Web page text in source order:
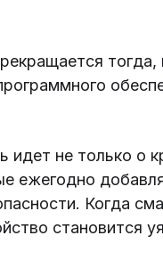
тогда,
идет не только о
ежегодно
Когда
становится